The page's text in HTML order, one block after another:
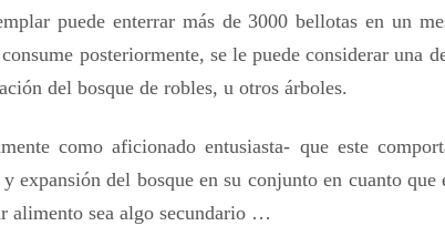
puede enterrar más de 3000 bellotas en un
posteriormente, se le puede considerar una
del bosque de robles, u otros árboles.
como aficionado entusiasta- que este
del bosque en su conjunto en cuanto que
alimento sea algo secundario …